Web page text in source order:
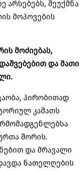
არსებებს, შეუქმნა
მოპოვების
მოძიებას,
დაშვებებით და მათი
.
პირობითად
კამათს
შორის.
და მრავალი
ნათელღების